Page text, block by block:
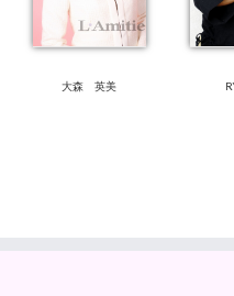
大森 英美